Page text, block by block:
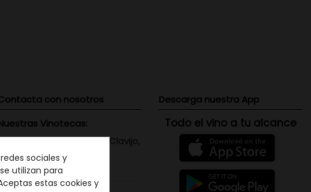
con nosotros
Vinotecas:
Vinofilos Triana: Viera y Clavijo,
23 - Gran Canaria
GC: 828071656
Descarga nuestra App
Todo el vino a tu alcance
sociales y
utilizan para
estas cookies y